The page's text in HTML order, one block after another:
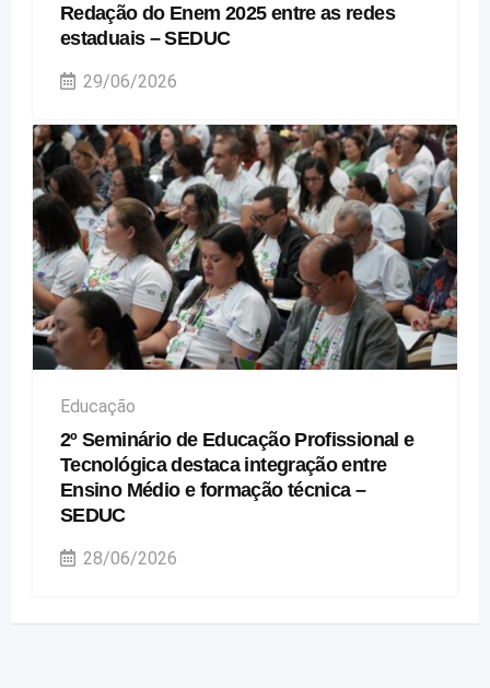
Redação do Enem 2025 entre as redes
estaduais – SEDUC
29/06/2026
Educação
2º Seminário de Educação Profissional e
Tecnológica destaca integração entre
Ensino Médio e formação técnica –
SEDUC
28/06/2026